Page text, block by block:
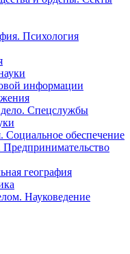
Психология
информации
Спецслужбы
Социальное обеспечение
география
Науковедение